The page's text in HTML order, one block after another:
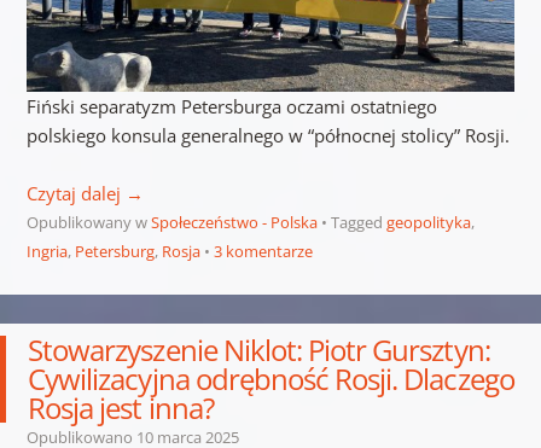
Fiński separatyzm Petersburga oczami ostatniego
polskiego konsula generalnego w “północnej stolicy” Rosji.
Czytaj dalej →
Opublikowany wSpołeczeństwo - Polska Tagged geopolityka,
Ingria, Petersburg, Rosja 3 komentarze
Stowarzyszenie Niklot: Piotr Gursztyn:
Cywilizacyjna odrębność Rosji. Dlaczego
Rosja jest inna?
Opublikowano 10 marca 2025